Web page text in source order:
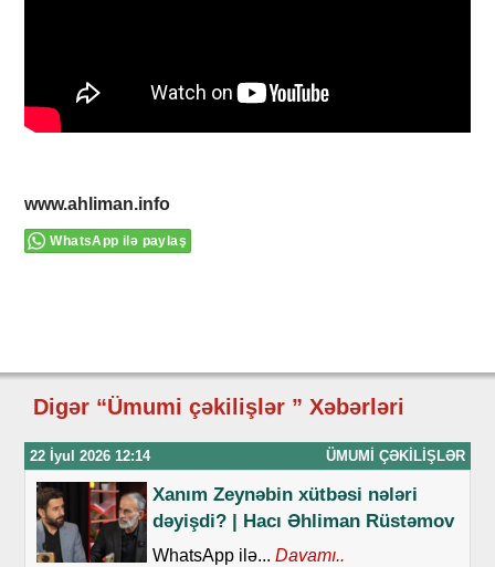
www.ahliman.info
WhatsApp ilə paylaş
Digər “Ümumi çəkilişlər ” Xəbərləri
22 İyul 2026 12:14 ÜMUMI ÇƏKILIŞLƏR
Xanım Zeynəbin xütbəsi nələri
dəyişdi? | Hacı Əhliman Rüstəmov
WhatsApp ilə... Davamı..